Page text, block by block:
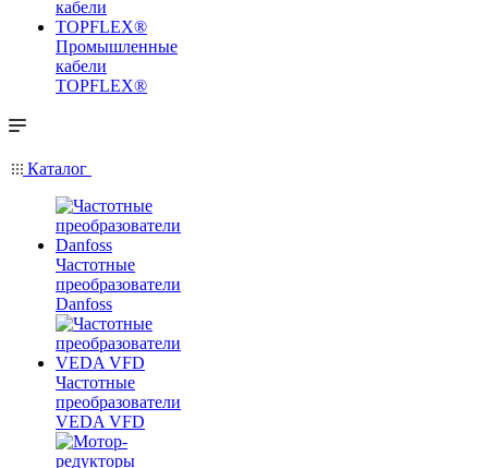
Промышленные
кабели
TOPFLEX®
Каталог
Частотные
преобразователи
Danfoss
Частотные
преобразователи
VEDA VFD